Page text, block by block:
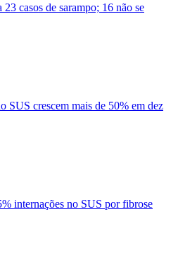
casos de sarampo; 16 não se
SUS crescem mais de 50% em dez
internações no SUS por fibrose